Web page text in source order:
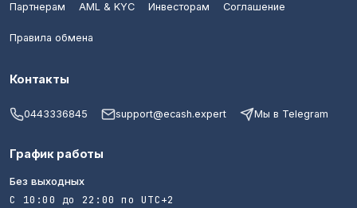
Партнерам AML & KYC Инвесторам Соглашение
Правила обмена
Контакты
0443336845 support@ecash.expert Мы в Telegram
График работы
Без выходных
С 10:00 до 22:00 по UTC+2